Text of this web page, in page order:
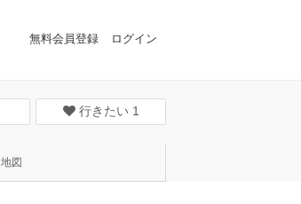
無料会員登録 ログイン
行きたい 1
地図